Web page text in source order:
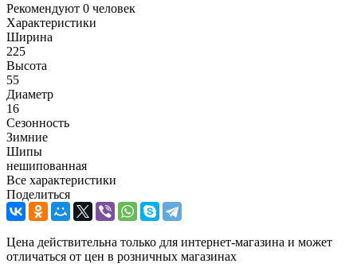
Рекомендуют 0 человек
Характеристики
Ширина
225
Высота
55
Диаметр
16
Сезонность
Зимние
Шипы
нешипованная
Все характеристики
Поделиться
Цена действительна только для интернет-магазина и может
отличаться от цен в розничных магазинах